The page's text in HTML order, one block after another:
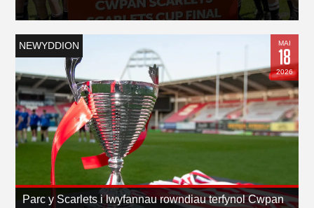
NEWYDDION MAI
18
2026
Parc y Scarlets i lwyfannau rowndiau terfynol Cwpan